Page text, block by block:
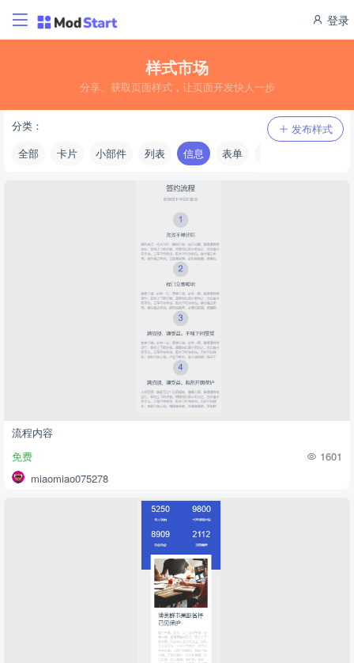
登录
样式市场
分享、获取页面样式，让页面开发快人一步
发布样式
分类：
全部
卡片 小部件 列表 信息 表单
流程内容
1601
免费
miaomiao075278